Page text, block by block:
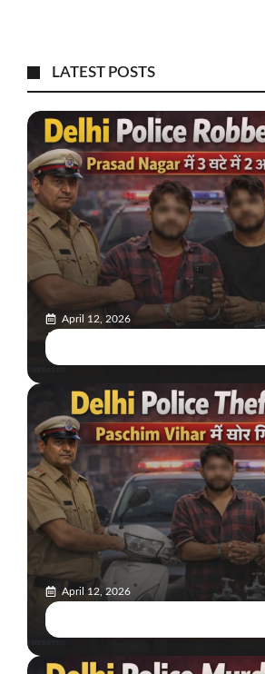
LATEST POSTS
April 12, 2026
Delhi Police Robbery Case:
April 12, 2026